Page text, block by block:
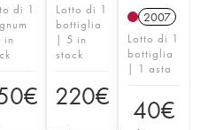
di 1
in
€
Lotto di 1
bottiglia
| 5 in
stock
220€
2007
Lotto di 1
bottiglia
| 1 asta
40€